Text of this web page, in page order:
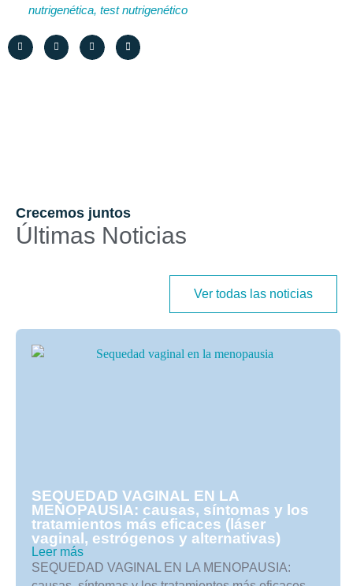
nutrigenética, test nutrigenético
Crecemos juntos
Últimas Noticias
Ver todas las noticias
SEQUEDAD VAGINAL EN LA
MENOPAUSIA: causas, síntomas y los
tratamientos más eficaces (láser
vaginal, estrógenos y alternativas)
Leer más
SEQUEDAD VAGINAL EN LA MENOPAUSIA: